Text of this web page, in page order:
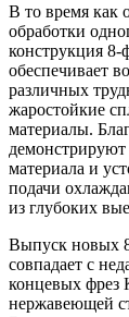
В то время как
обработки
конструкция
обеспечивает
различных
жаростойкие
материалы.
демонстрируют
материала и
подачи
из глубоких
Выпуск новых
совпадает с
концевых фрез
нержавеющей